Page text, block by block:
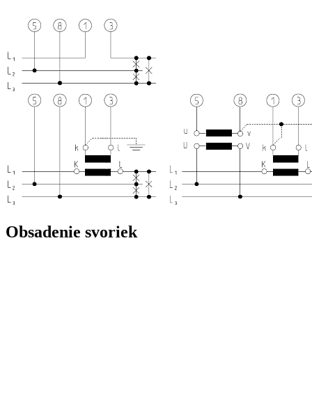
Obsadenie svoriek